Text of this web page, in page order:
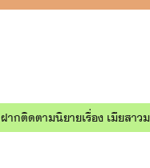
ฝากติดตามนิยายเรื่อง เมียสา